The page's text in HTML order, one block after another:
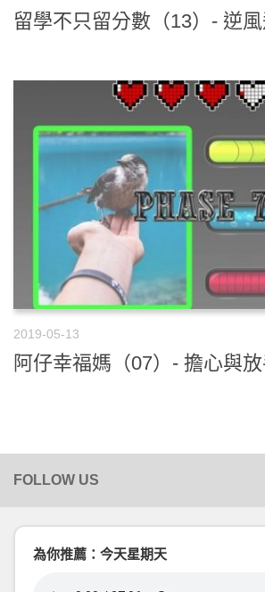
留學不只留分數（13）- 逆風
2019-05-13
阿仔幸福媽（07）- 擔心與
為你推薦：今天星期天